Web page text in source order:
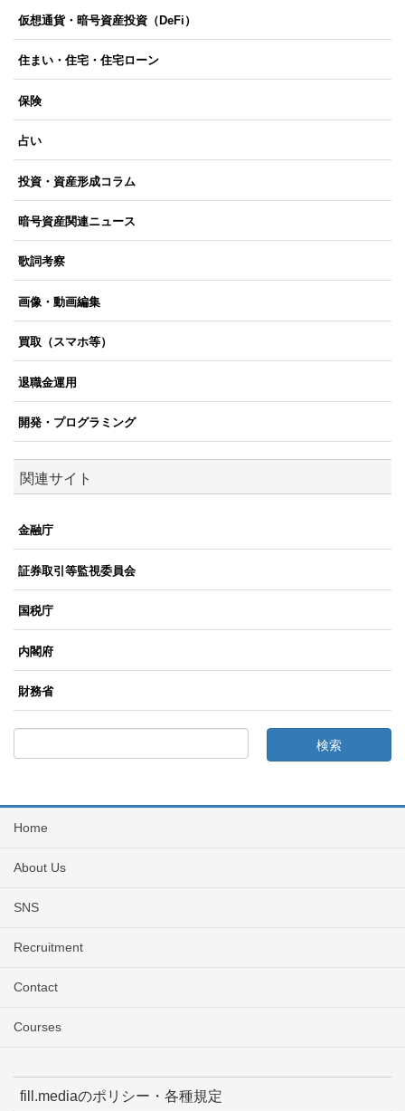
仮想通貨・暗号資産投資（DeFi）
住まい・住宅・住宅ローン
保険
占い
投資・資産形成コラム
暗号資産関連ニュース
歌詞考察
画像・動画編集
買取（スマホ等）
退職金運用
開発・プログラミング
関連サイト
金融庁
証券取引等監視委員会
国税庁
内閣府
財務省
Home
About Us
SNS
Recruitment
Contact
Courses
fill.mediaのポリシー・各種規定